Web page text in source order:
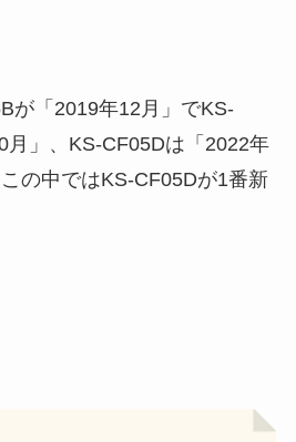
が「2019年12月」でKS-
月」、KS-CF05Dは「2022年
の中ではKS-CF05Dが1番新